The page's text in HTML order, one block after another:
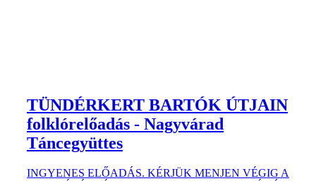
TÜNDÉRKERT BARTÓK ÚTJAIN
folklórelőadás - Nagyvárad
Táncegyüttes
INGYENES ELŐADÁS. KÉRJÜK MENJEN VÉGIG A